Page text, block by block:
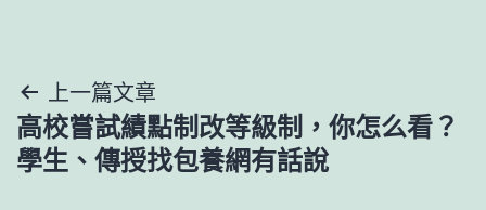
文
章
上一篇文章
高校嘗試績點制改等級制，你怎么看？
學生、傳授找包養網有話說